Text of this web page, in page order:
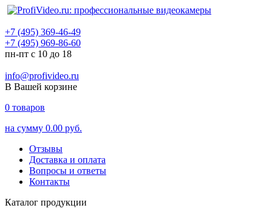
+7 (495) 369-46-49
+7 (495) 969-86-60
пн-пт с 10 до 18
info@profivideo.ru
В Вашей корзине
0 товаров
на сумму 0.00 руб.
Отзывы
Доставка и оплата
Вопросы и ответы
Контакты
Каталог продукции